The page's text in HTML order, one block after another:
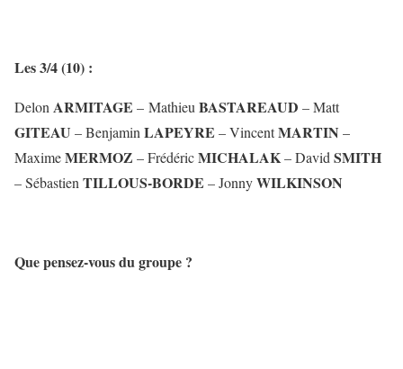
Les 3/4 (10) :
DelonARMITAGE – MathieuBASTAREAUD – Matt
GITEAU – BenjaminLAPEYRE – VincentMARTIN –
MaximeMERMOZ – FrédéricMICHALAK– DavidSMITH
– SébastienTILLOUS-BORDE – JonnyWILKINSON
Que pensez-vous du groupe ?